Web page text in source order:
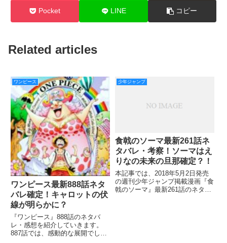
Pocket LINE コピー
Related articles
ワンピース
ワンピース最新888話ネタ
バレ確定！キャロットの伏
線が明らかに？
『ワンピース』888話のネタバ
レ・感想を紹介していきます。
887話では、感動的な展開でした
少年ジャンプ
食戟のソーマ最新261話ネ
タバレ・考察！ソーマはえ
りなの未来の旦那確定？！
本記事では、2018年5月2日発売
の週刊少年ジャンプ掲載漫画『食
戟のソーマ』最新261話のネタバ